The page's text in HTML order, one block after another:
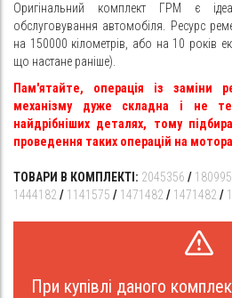
Оригінальний комплект ГРМ є
обслуговування автомобіля. Ресурс
на 150000 кілометрів, або на 10 років
що настане раніше).
Пам'ятайте, операція із заміни
механізму дуже складна і не
найдрібніших деталях, тому
проведення таких операцій на
ТОВАРИ В КОМПЛЕКТІ: 2045356 /
1444182 / 1141575 / 1471482 / 1471482 /
При купівлі даного